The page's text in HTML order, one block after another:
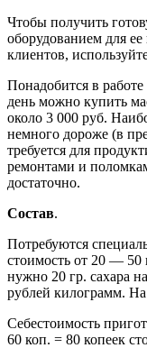
Чтобы получить
оборудованием для
клиентов,
Понадобится в
день можно купить
около 3 000 руб.
немного дороже (в
требуется для
ремонтами и
достаточно.
Состав.
Потребуются
стоимость от 20 — 50
нужно 20 гр. сахара
рублей килограмм.
Себестоимость
60 коп. = 80 копеек